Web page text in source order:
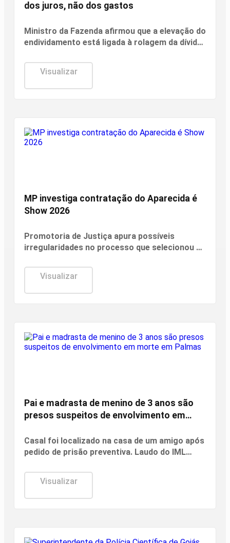
dos juros, não dos gastos
Ministro da Fazenda afirmou que a elevação do
endividamento está ligada à rolagem da dívida
Visualizar
MP investiga contratação do Aparecida é
Show 2026
Promotoria de Justiça apura possíveis
irregularidades no processo que selecionou a
prevê investimento superior a R$ 2 milhões.
Visualizar
Pai e madrasta de menino de 3 anos são
presos suspeitos de envolvimento em
Casal foi localizado na casa de um amigo após
pedido de prisão preventiva. Laudo do IML
hipótese de afogamento.
Visualizar